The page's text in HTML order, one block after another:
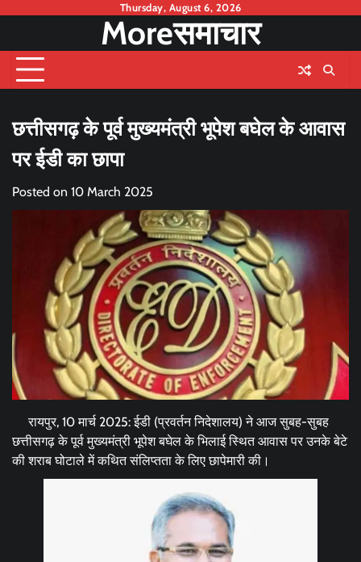
content
Thursday, August 6, 2026
Moreसमाचार
छत्तीसगढ़ के पूर्व मुख्यमंत्री भूपेश बघेल के आवास
पर ईडी का छापा
Posted on 10 March 2025
रायपुर, 10 मार्च 2025: ईडी (प्रवर्तन निदेशालय) ने आज सुबह-सुबह
छत्तीसगढ़ के पूर्व मुख्यमंत्री भूपेश बघेल के भिलाई स्थित आवास पर उनके बेटे
की शराब घोटाले में कथित संलिप्तता के लिए छापेमारी की।